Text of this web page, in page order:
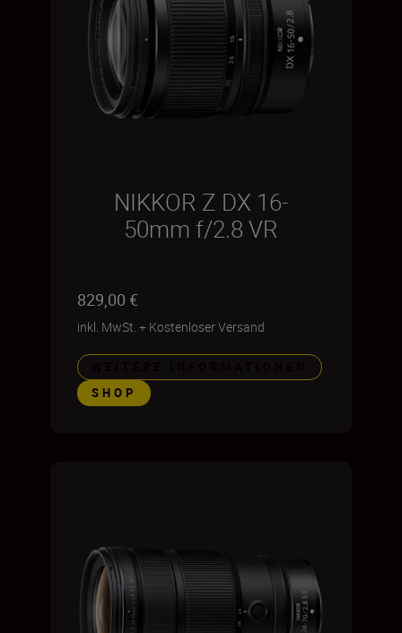
NIKKOR Z DX 16-
50mm f/2.8 VR
829,00 €
inkl. MwSt. + Kostenloser Versand
SHOP